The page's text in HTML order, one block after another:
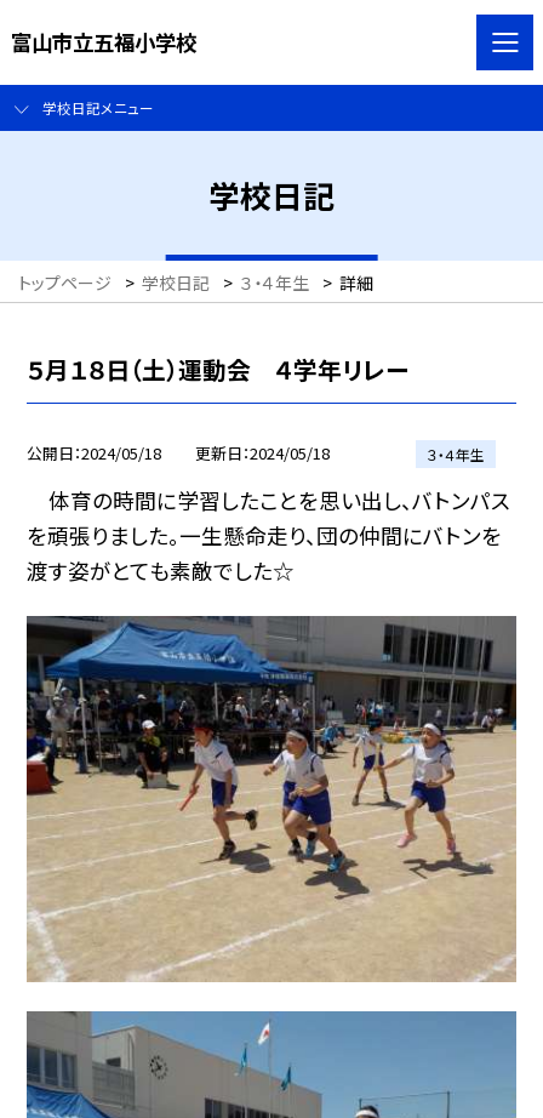
富山市立五福小学校
学校日記メニュー
学校日記
トップページ > 学校日記 > ３・４年生 > 詳細
５月１８日（土）運動会 ４学年リレー
公開日 2024/05/18 更新日 2024/05/18 ３・４年生
体育の時間に学習したことを思い出し、バトンパス
を頑張りました。一生懸命走り、団の仲間にバトンを
渡す姿がとても素敵でした☆